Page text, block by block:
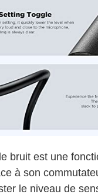
bruit est une
à son
le niveau de